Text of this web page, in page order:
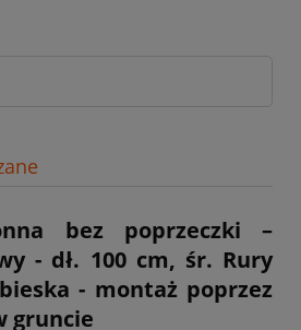
bez poprzeczki –
- dł. 100 cm, śr. Rury
- montaż poprzez
gruncie